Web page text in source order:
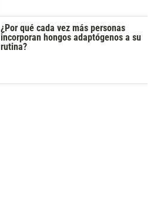
¿Por qué cada vez más personas
incorporan hongos adaptógenos a su
rutina?